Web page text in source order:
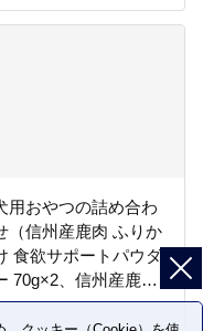
用おやつの詰め合わ
（信州産鹿肉 ふりか
食欲サポートパウダ
70g×2、信州産鹿肉
ティックジャーキー